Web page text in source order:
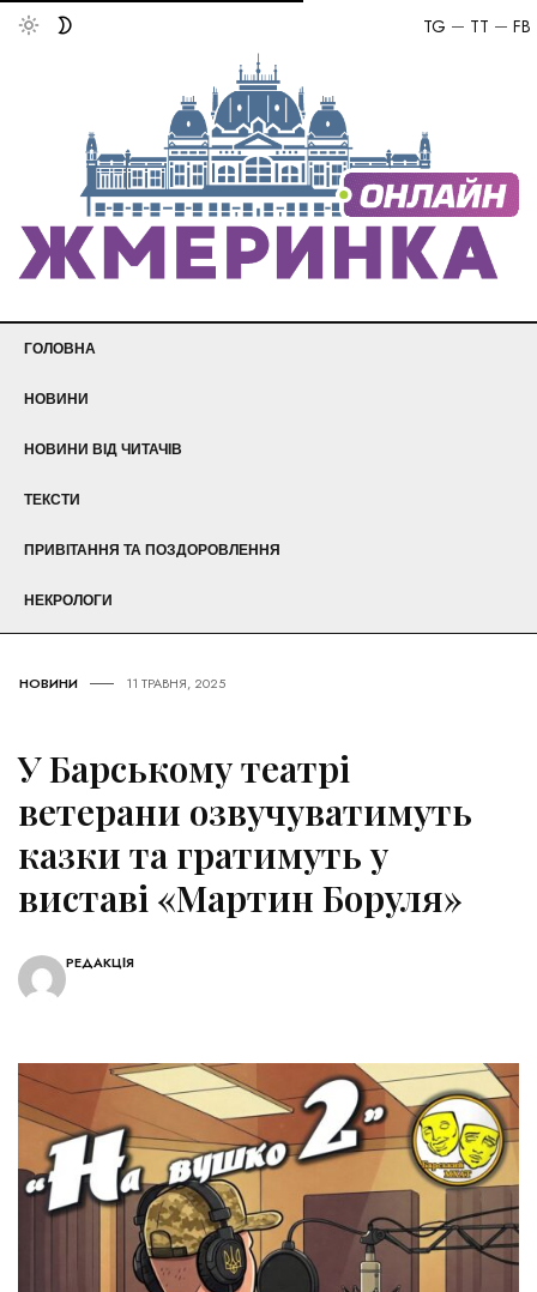
FB
TT
TG
ГОЛОВНА
НОВИНИ
НОВИНИ ВІД ЧИТАЧІВ
ТЕКСТИ
ПРИВІТАННЯ ТА ПОЗДОРОВЛЕННЯ
НЕКРОЛОГИ
НОВИНИ 11 ТРАВНЯ, 2025
У Барському театрі
ветерани озвучуватимуть
казки та гратимуть у
виставі «Мартин Боруля»
РЕДАКЦІЯ